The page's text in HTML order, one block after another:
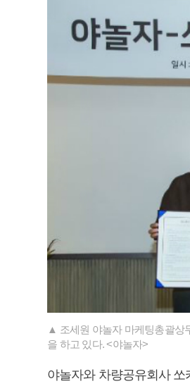
▲ 조세원 야놀자 마케팅총괄상
을 하고 있다. <야놀자>
야놀자와 차량공유회사 쏘